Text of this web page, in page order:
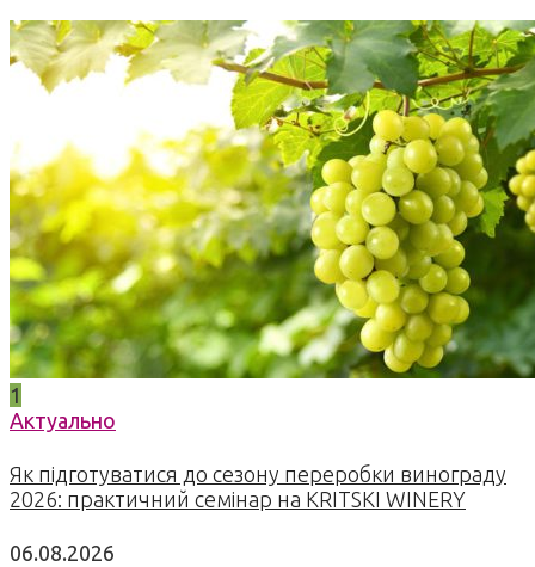
1
Актуально
Як підготуватися до сезону переробки винограду
2026: практичний семінар на KRITSKI WINERY
06.08.2026